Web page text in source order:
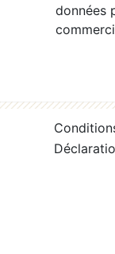
données